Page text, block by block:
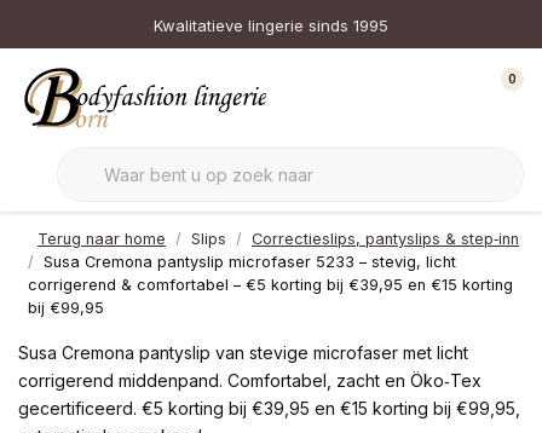
Kwalitatieve lingerie sinds 1995
0
Terug naar home Slips
Correctieslips, pantyslips & step‑inn
Susa Cremona pantyslip microfaser 5233 – stevig, licht
corrigerend & comfortabel – €5 korting bij €39,95 en €15 korting
bij €99,95
Susa Cremona pantyslip van stevige microfaser met licht
corrigerend middenpand. Comfortabel, zacht en Öko‑Tex
gecertificeerd. €5 korting bij €39,95 en €15 korting bij €99,95,